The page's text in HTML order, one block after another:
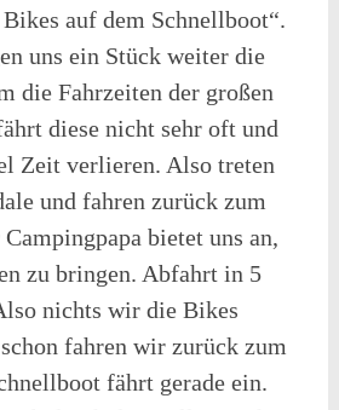
auf dem Schnellboot“.
uns ein Stück weiter die
die Fahrzeiten der großen
diese nicht sehr oft und
Zeit verlieren. Also treten
und fahren zurück zum
bietet uns an,
zu bringen. Abfahrt in 5
nichts wir die Bikes
fahren wir zurück zum
fährt gerade ein.